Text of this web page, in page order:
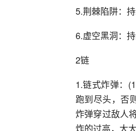
5.荆棘陷阱：
6.虚空黑洞：
2链
1.链式炸弹：
跑到尽头，否
炸弹穿过敌人
炸的过高，大